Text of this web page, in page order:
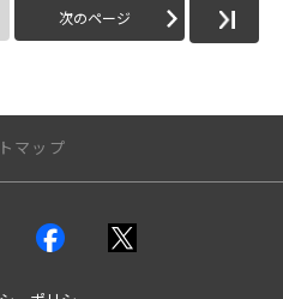
次のページ
マップ